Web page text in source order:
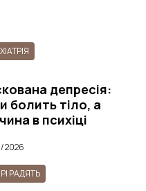
депресія:
болить тіло, а
в психіці
2026
РАДЯТЬ